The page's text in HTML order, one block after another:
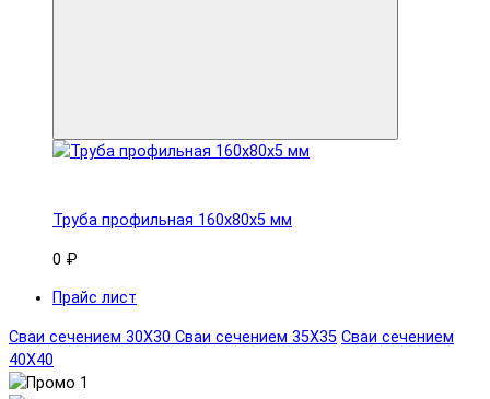
Труба профильная 160x80х5 мм
0 ₽
Прайс лист
Сваи сечением 30Х30 Сваи сечением 35Х35 Сваи сечением
40Х40